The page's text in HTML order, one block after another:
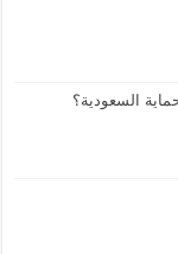
السعودية؟